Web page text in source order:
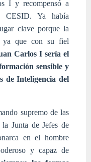
I y recompensó a
CESID. Ya había
clave porque la
ya que con su fiel
Carlos I sería el
sensible y
de Inteligencia del
supremo de las
Junta de Jefes de
en el hombre
y capaz de